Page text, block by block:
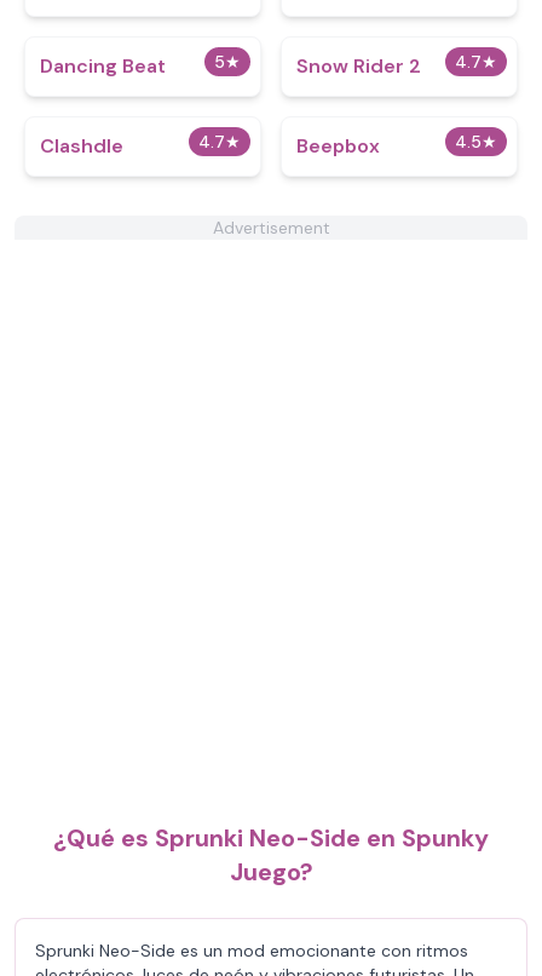
5★
Dancing Beat 4.7★
Snow Rider 2
4.7★
Clashdle 4.5★
Beepbox
Advertisement
¿Qué es Sprunki Neo-Side en Spunky
Juego?
Sprunki Neo-Side es un mod emocionante con ritmos